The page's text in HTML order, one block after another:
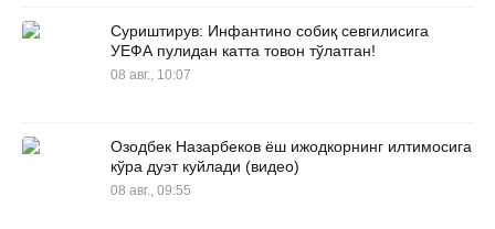
Суриштирув: Инфантино собиқ севгилисига
УЕФА пулидан катта товон тўлатган!
08 авг., 10:07
Озодбек Назарбеков ёш ижодкорнинг илтимосига
кўра дуэт куйлади (видео)
08 авг., 09:55